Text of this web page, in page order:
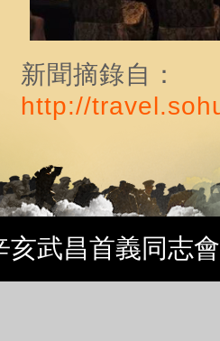
新聞摘錄自：
http://
亥武昌首義同志